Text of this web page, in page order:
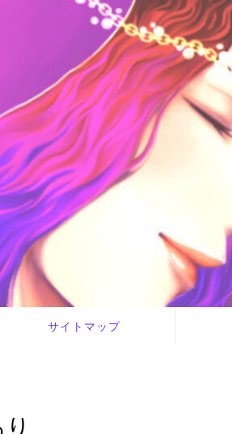
サイトマップ